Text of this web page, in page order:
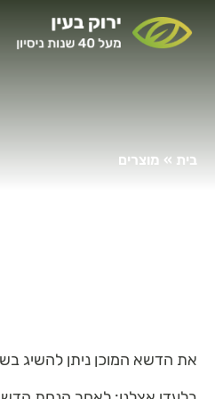
בית » מוצרים
את הדשא המוכן ניתן להשיג